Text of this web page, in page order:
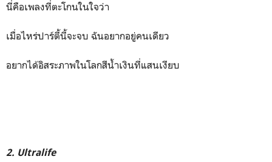
นี่คือเพลงที่ตะโกนในใจว่า
เมื่อไหร่ปาร์ตี้นี้จะจบ ฉันอยากอยู่คนเดียว
อยากได้อิสระภาพในโลกสีน้ำเงินที่แสนเงียบ
2. Ultralife